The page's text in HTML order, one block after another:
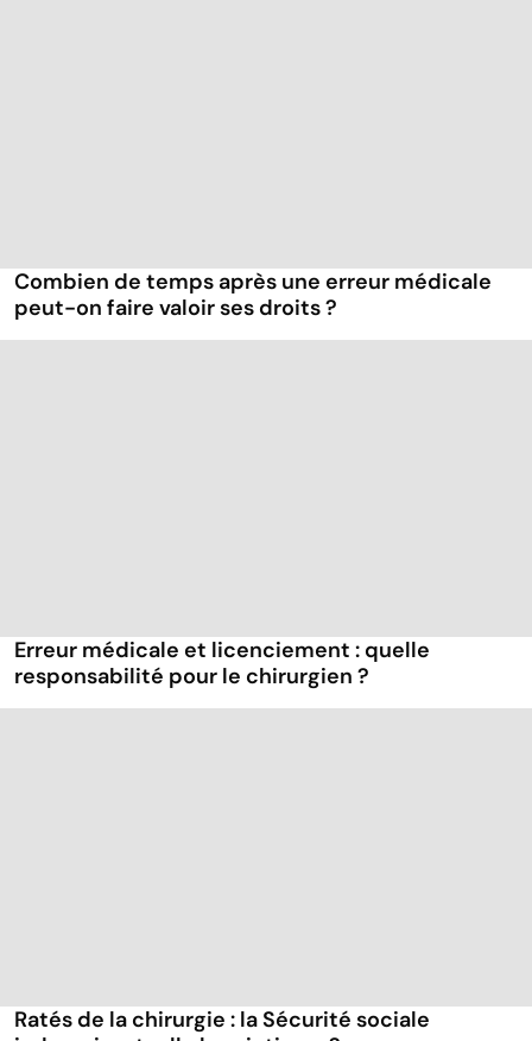
Combien de temps après une erreur médicale
peut-on faire valoir ses droits ?
Erreur médicale et licenciement : quelle
responsabilité pour le chirurgien ?
Ratés de la chirurgie : la Sécurité sociale